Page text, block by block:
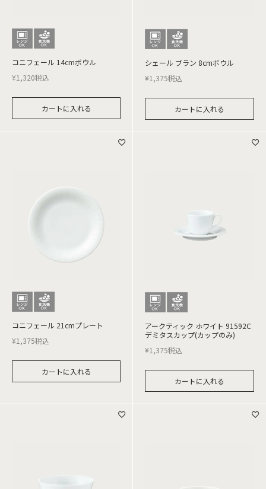
コニフェール 14cmボウル
¥1,320税込
カートに入れる
シェール ブラン 8cmボウル
¥1,375税込
カートに入れる
コニフェール 21cmプレート
¥1,375税込
カートに入れる
アークティック ホワイト 91592C
デミタスカップ(カップのみ)
¥1,375税込
カートに入れる